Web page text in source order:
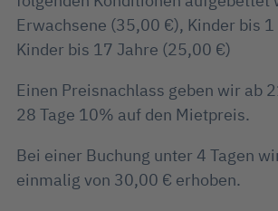
Erwachsene (35,00 €), Kinder bis
Kinder bis 17 Jahre (25,00 €)
Einen Preisnachlass geben wir ab
28 Tage 10% auf den Mietpreis.
Bei einer Buchung unter 4 Tagen
einmalig von 30,00 € erhoben.